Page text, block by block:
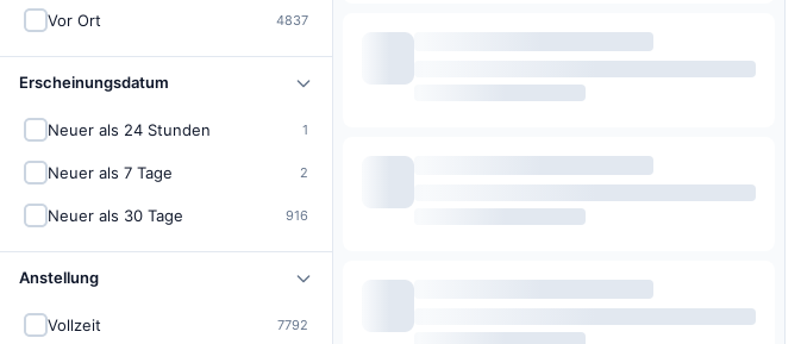
Vor Ort 4837
Erscheinungsdatum
Neuer als 24 Stunden 1
Neuer als 7 Tage 2
Neuer als 30 Tage 916
Anstellung
Vollzeit 7792